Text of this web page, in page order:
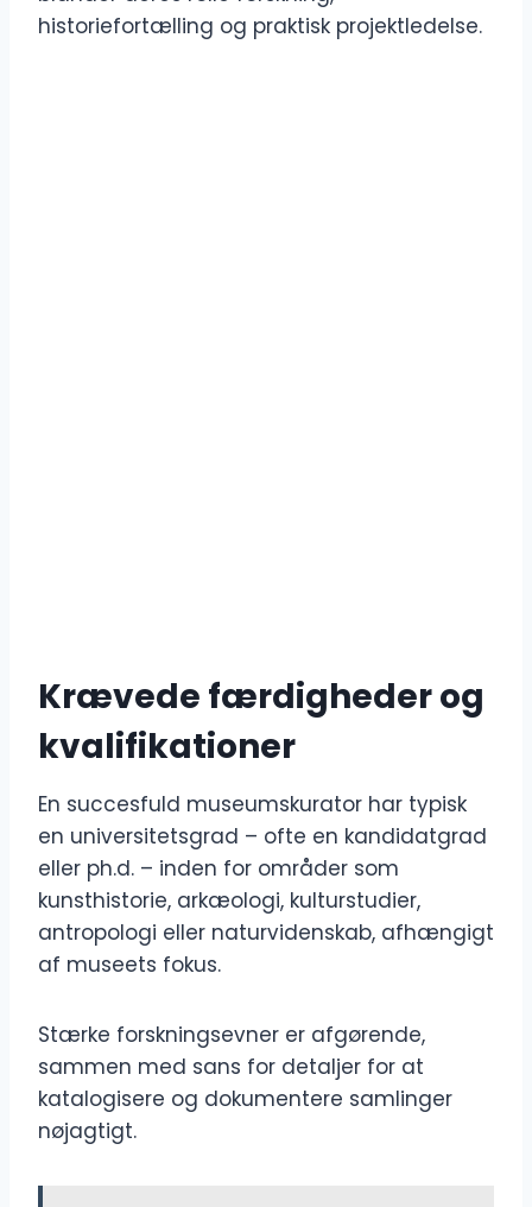
historiefortælling og praktisk projektledelse.
Krævede færdigheder og
kvalifikationer
En succesfuld museumskurator har typisk
en universitetsgrad – ofte en kandidatgrad
eller ph.d. – inden for områder som
kunsthistorie, arkæologi, kulturstudier,
antropologi eller naturvidenskab, afhængigt
af museets fokus.
Stærke forskningsevner er afgørende,
sammen med sans for detaljer for at
katalogisere og dokumentere samlinger
nøjagtigt.